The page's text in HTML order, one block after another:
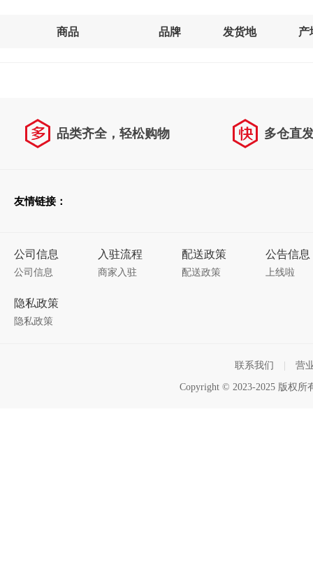
商品 品牌 发货地 产
品类齐全，轻松购物 多仓直
友情链接：
公司信息
公司信息
入驻流程
商家入驻
配送政策
配送政策
公告信息
上线啦
隐私政策
隐私政策
联系我们 营
Copyright © 2023-2025 版权所